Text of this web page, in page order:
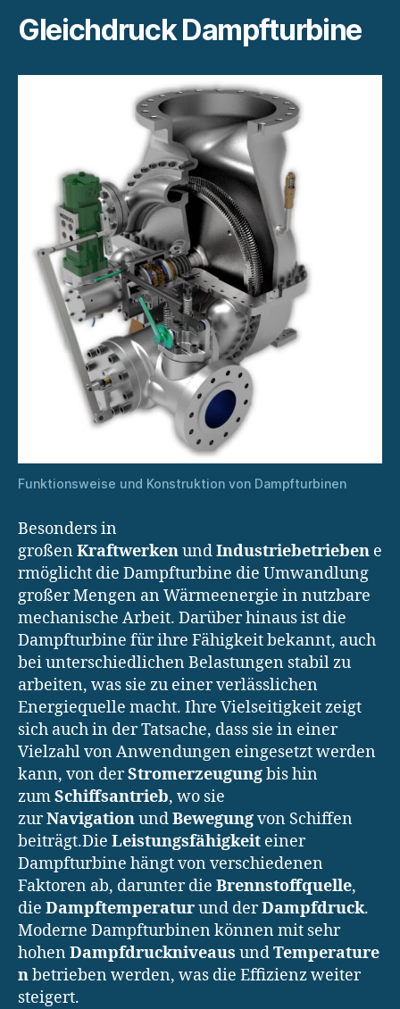
Gleichdruck Dampfturbine
Funktionsweise und Konstruktion von Dampfturbinen
Besonders in
großenKraftwerkenundIndustriebetrieben e
rmöglicht die Dampfturbine die Umwandlung
großer Mengen an Wärmeenergie in nutzbare
mechanische Arbeit. Darüber hinaus ist die
Dampfturbine für ihre Fähigkeit bekannt, auch
bei unterschiedlichen Belastungen stabil zu
arbeiten, was sie zu einer verlässlichen
Energiequelle macht. Ihre Vielseitigkeit zeigt
sich auch in der Tatsache, dass sie in einer
Vielzahl von Anwendungen eingesetzt werden
kann, von derStromerzeugungbis hin
zumSchiffsantrieb, wo sie
zurNavigationundBewegungvon Schiffen
beiträgt.Die Leistungsfähigkeit einer
Dampfturbine hängt von verschiedenen
Faktoren ab, darunter die Brennstoffquelle,
die Dampftemperaturund derDampfdruck.
Moderne Dampfturbinen können mit sehr
hohenDampfdruckniveaus undTemperature
nbetrieben werden, was die Effizienz weiter
steigert.